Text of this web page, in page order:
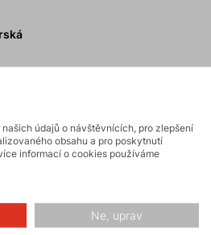
údajů o návštěvnících, pro zlepšení
obsahu a pro poskytnutí
informací o cookies používáme
Ne, uprav